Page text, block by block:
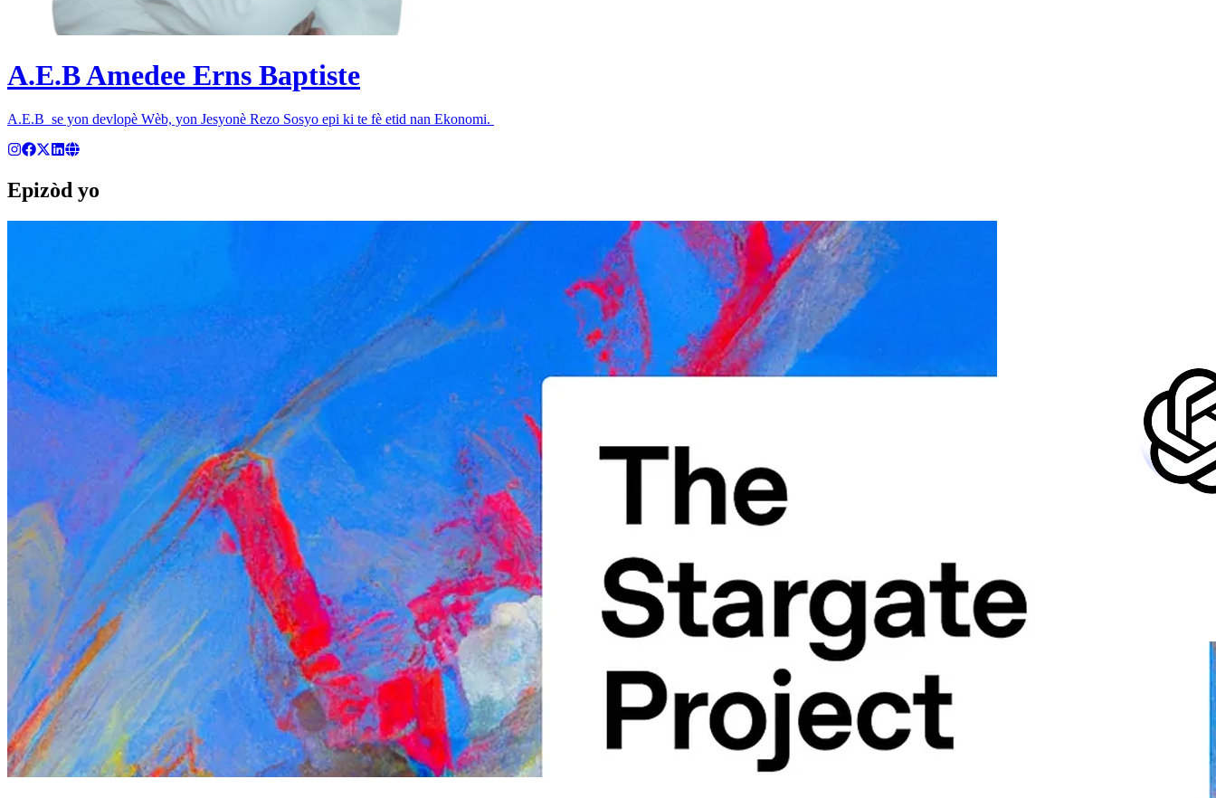
A.E.BAmedee Erns Baptiste
A.E.B se yon devlopè Wèb, yon Jesyonè Rezo Sosyo epi ki te fè etid nan Ekonomi.
Epizòd yo